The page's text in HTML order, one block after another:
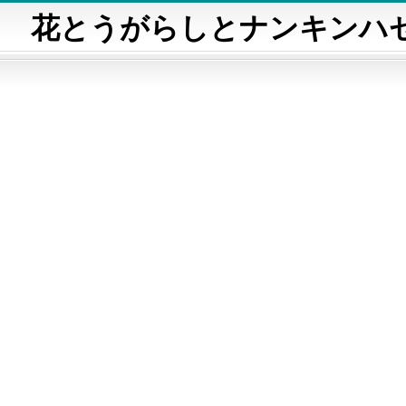
花とうがらしとナンキンハ